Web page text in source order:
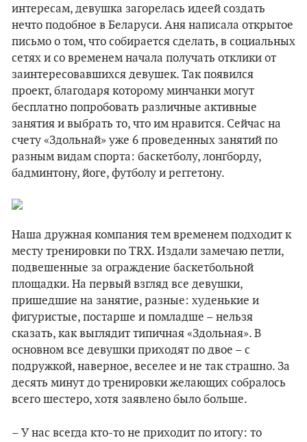
интересам, девушка загорелась идеей создать
нечто подобное в Беларуси. Аня написала открытое
письмо о том, что собирается сделать, в социальных
сетях и со временем начала получать отклики от
заинтересовавшихся девушек. Так появился
проект, благодаря которому минчанки могут
бесплатно попробовать различные активные
занятия и выбрать то, что им нравится. Сейчас на
счету «Здольнай» уже 6 проведенных занятий по
разным видам спорта: баскетболу, лонгборду,
бадминтону, йоге, футболу и реггетону.
Наша дружная компания тем временем подходит к
месту тренировки по ТRХ. Издали замечаю петли,
подвешенные за ограждение баскетбольной
площадки. На первый взгляд все девушки,
пришедшие на занятие, разные: худенькие и
фигуристые, постарше и помладше – нельзя
сказать, как выглядит типичная «Здольная». В
основном все девушки приходят по двое – с
подружкой, наверное, веселее и не так страшно. За
десять минут до тренировки желающих собралось
всего шестеро, хотя заявлено было больше.
– У нас всегда кто-то не приходит по итогу: то